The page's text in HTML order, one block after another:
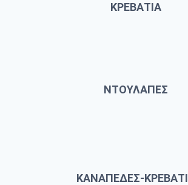
ΚΡΕΒΑΤΙΑ
ΝΤΟΥΛΑΠΕΣ
ΚΑΝΑΠΕΔΕΣ-